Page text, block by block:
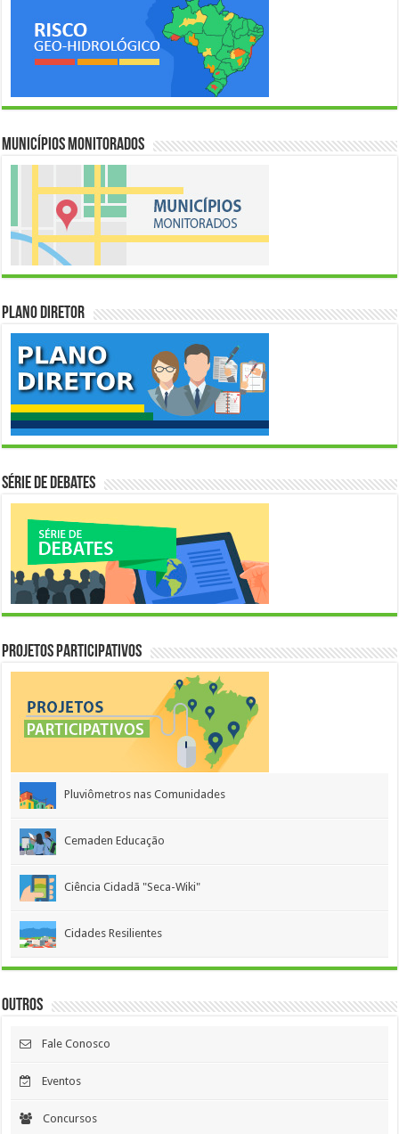
Municípios Monitorados
Plano Diretor
Série de Debates
Projetos Participativos
Pluviômetros nas Comunidades
Cemaden Educação
Ciência Cidadã "Seca-Wiki"
Cidades Resilientes
Outros
Fale Conosco
Eventos
Concursos